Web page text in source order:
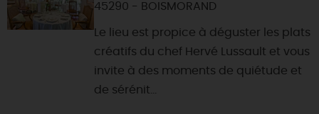
45290 - BOISMORAND
Le lieu est propice à déguster les plats
créatifs du chef Hervé Lussault et vous
invite à des moments de quiétude et
de sérénit...